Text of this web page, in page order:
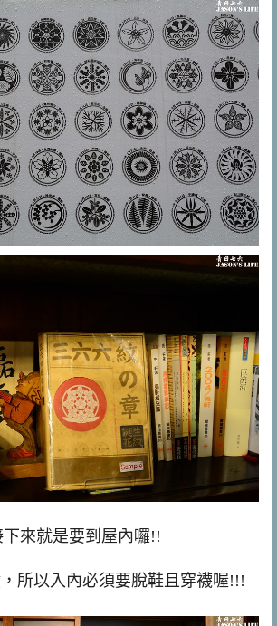
下來就是要到屋內囉!!
所以入內必須要脫鞋且穿襪喔!!!